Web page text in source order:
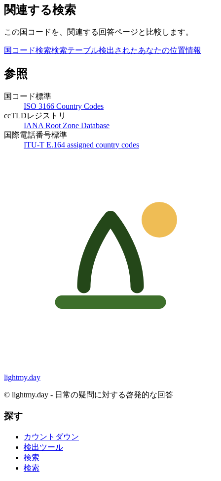
関連する検索
この国コードを、関連する回答ページと比較します。
国コード検索検索テーブル検出されたあなたの位置情報
参照
国コード標準
ISO 3166 Country Codes
ccTLDレジストリ
IANA Root Zone Database
国際電話番号標準
ITU-T E.164 assigned country codes
lightmy.day
© lightmy.day - 日常の疑問に対する啓発的な回答
探す
カウントダウン
検出ツール
検索
検索